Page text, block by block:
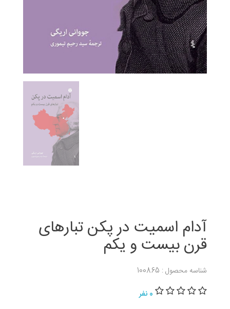
آدام اسمیت در پکن تبارهای
قرن بیست و یکم
شناسه محصول : 100865
0 نفر